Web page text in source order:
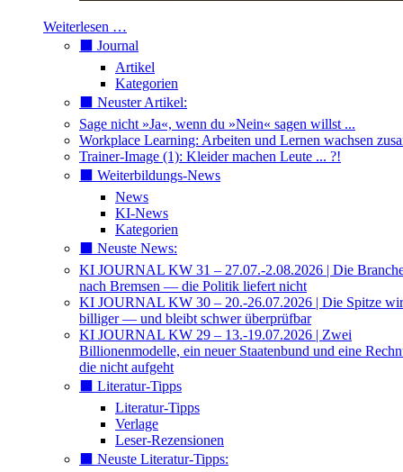
Weiterlesen …
⬛️ Journal
Artikel
Kategorien
⬛️ Neuster Artikel:
Sage nicht »Ja«, wenn du »Nein« sagen willst ...
Workplace Learning: Arbeiten und Lernen wachsen
Trainer-Image (1): Kleider machen Leute ... ?!
⬛️ Weiterbildungs-News
News
KI-News
Kategorien
⬛️ Neuste News:
KI JOURNAL KW 31 – 27.07.-2.08.2026 | Die
nach Bremsen — die Politik liefert nicht
KI JOURNAL KW 30 – 20.-26.07.2026 | Die Spitze
billiger — und bleibt schwer überprüfbar
KI JOURNAL KW 29 – 13.-19.07.2026 | Zwei
Billionenmodelle, ein neuer Staatenbund und eine
die nicht aufgeht
⬛️ Literatur-Tipps
Literatur-Tipps
Verlage
Leser-Rezensionen
⬛️ Neuste Literatur-Tipps: